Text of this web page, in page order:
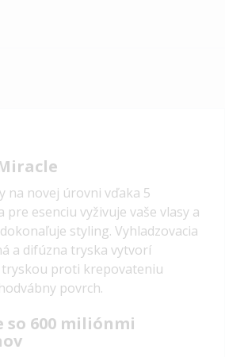
na novej úrovni vďaka 5
pre esenciu vyživuje vaše vlasy a
styling. Vyhladzovacia
a difúzna tryska vytvorí
tryskou proti krepovateniu
povrch.
so 600 miliónmi